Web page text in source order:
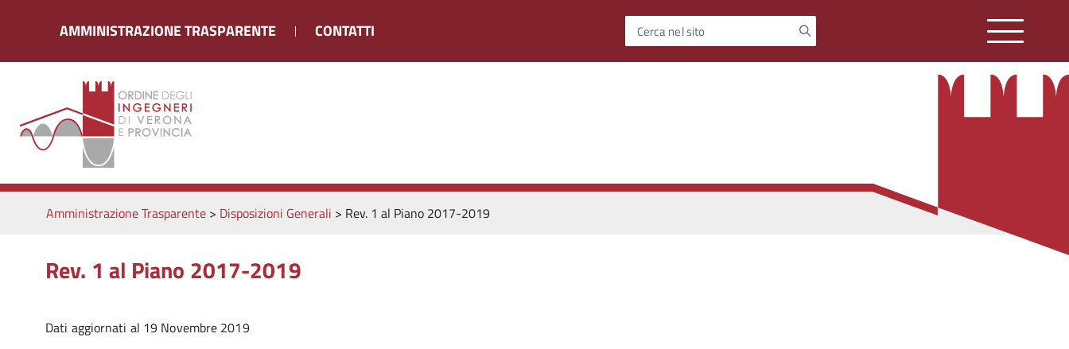
AMMINISTRAZIONE TRASPARENTE CONTATTI Cerca nel sito
Amministrazione Trasparente> Disposizioni Generali > Rev. 1 al Piano 2017-2019
Rev. 1 al Piano 2017-2019
Dati aggiornati al 19 Novembre 2019